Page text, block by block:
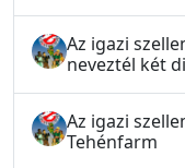
Az igazi
neveztél két
Az igazi
Tehénfarm